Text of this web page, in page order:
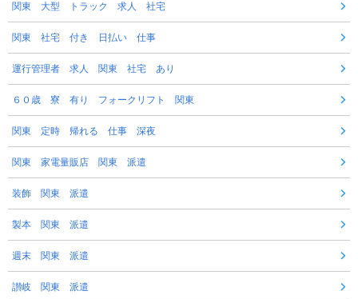
関東 大型 トラック 求人 社宅
関東 社宅 付き 日払い 仕事
運行管理者 求人 関東 社宅 あり
６０歳 寮 有り フォークリフト 関東
関東 定時 帰れる 仕事 深夜
関東 家電量販店 関東 派遣
装飾 関東 派遣
製本 関東 派遣
週末 関東 派遣
讃岐 関東 派遣